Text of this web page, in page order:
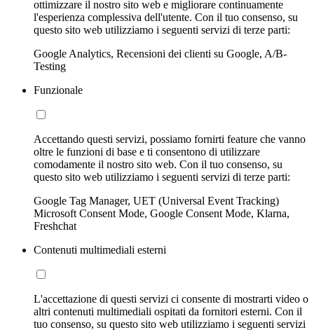
ottimizzare il nostro sito web e migliorare continuamente
l'esperienza complessiva dell'utente. Con il tuo consenso, su
questo sito web utilizziamo i seguenti servizi di terze parti:
Google Analytics, Recensioni dei clienti su Google, A/B-
Testing
Funzionale
Accettando questi servizi, possiamo fornirti feature che vanno
oltre le funzioni di base e ti consentono di utilizzare
comodamente il nostro sito web. Con il tuo consenso, su
questo sito web utilizziamo i seguenti servizi di terze parti:
Google Tag Manager, UET (Universal Event Tracking)
Microsoft Consent Mode, Google Consent Mode, Klarna,
Freshchat
Contenuti multimediali esterni
L'accettazione di questi servizi ci consente di mostrarti video o
altri contenuti multimediali ospitati da fornitori esterni. Con il
tuo consenso, su questo sito web utilizziamo i seguenti servizi